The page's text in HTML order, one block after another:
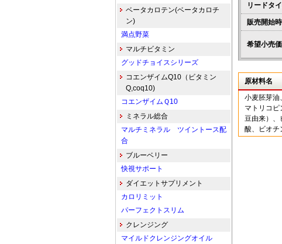
リードタ
販売開始
希望小売
原材料名
小麦胚芽油
マトリコ
豆由来）、
酸、ビオチ
ベータカロテン(ベータカロチ
ン)
満点野菜
マルチビタミン
グッドチョイスシリーズ
コエンザイムQ10（ビタミン
Q,coq10)
コエンザイムＱ10
ミネラル総合
マルチミネラル ツイントース配
合
ブルーベリー
快視サポート
ダイエットサプリメント
カロリミット
パーフェクトスリム
クレンジング
マイルドクレンジングオイル